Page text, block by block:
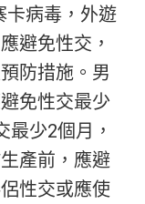
卡病毒，外遊
避免性交，
防措施。男
免性交最少
少2個月，
產前，應避
性交或應使